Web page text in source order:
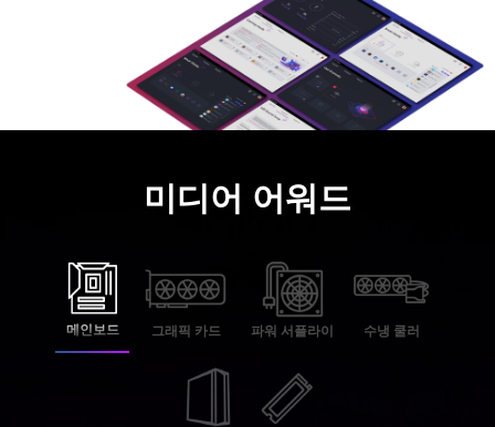
미디어 어워드
메인보드 그래픽 카드 파워 서플라이 수냉 쿨러